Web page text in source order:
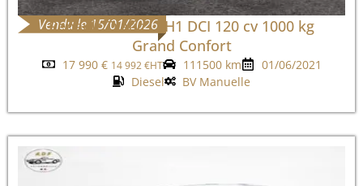
Vendu le 15/01/2026
Renault Trafic L1H1 DCI 120 cv 1000 kg
Grand Confort
17 990 € 14 992 €HT 111500 km
01/06/2021
Diesel
BV Manuelle